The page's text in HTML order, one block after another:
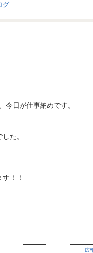
今日が仕事納めです。
た。
！！
広